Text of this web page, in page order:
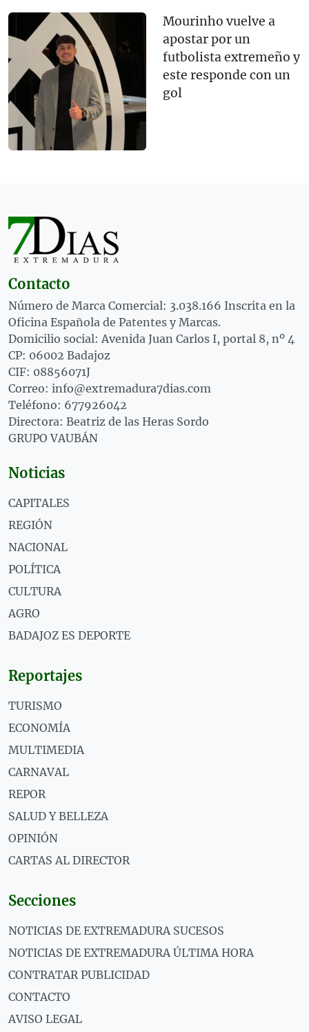
Mourinho vuelve a
apostar por un
futbolista extremeño y
este responde con un
gol
Contacto
Número de Marca Comercial: 3.038.166 Inscrita en la
Oficina Española de Patentes y Marcas.
Domicilio social: Avenida Juan Carlos I, portal 8, nº 4
CP: 06002 Badajoz
CIF: 08856071J
Correo: info@extremadura7dias.com
Teléfono: 677926042
Directora: Beatriz de las Heras Sordo
GRUPO VAUBÁN
Noticias
CAPITALES
REGIÓN
NACIONAL
POLÍTICA
CULTURA
AGRO
BADAJOZ ES DEPORTE
Reportajes
TURISMO
ECONOMÍA
MULTIMEDIA
CARNAVAL
REPOR
SALUD Y BELLEZA
OPINIÓN
CARTAS AL DIRECTOR
Secciones
NOTICIAS DE EXTREMADURA SUCESOS
NOTICIAS DE EXTREMADURA ÚLTIMA HORA
CONTRATAR PUBLICIDAD
CONTACTO
AVISO LEGAL